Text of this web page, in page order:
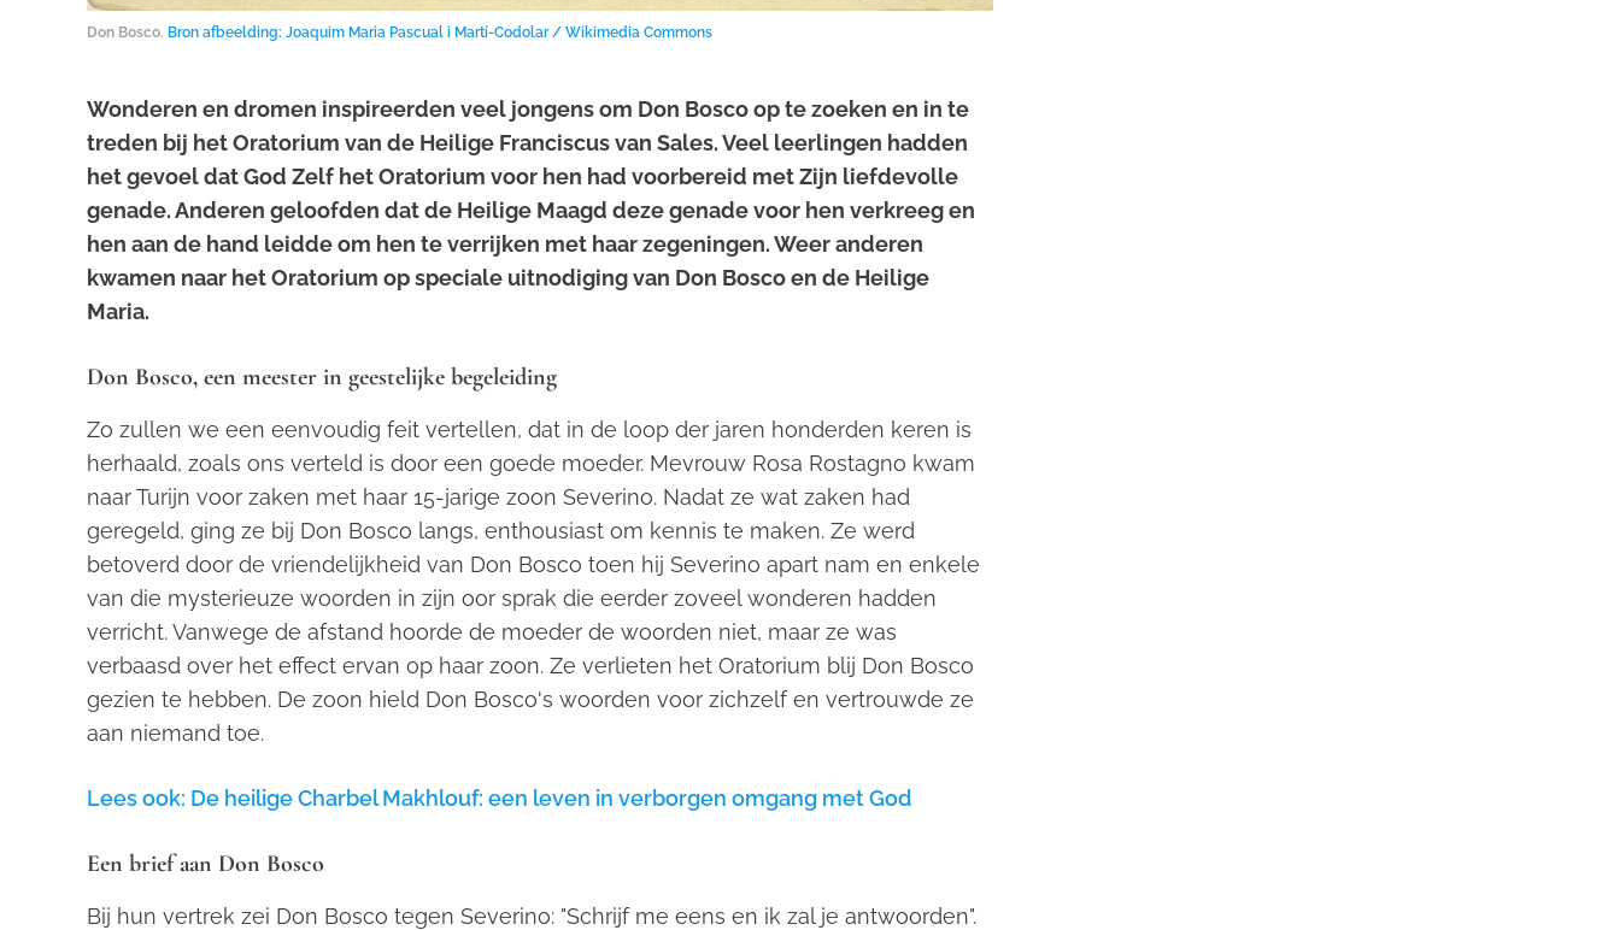
Don Bosco. Bron afbeelding: Joaquim Maria Pascual i Martí-Codolar / Wikimedia Commons
Wonderen en dromen inspireerden veel jongens om Don Bosco op te zoeken en in te
treden bij het Oratorium van de Heilige Franciscus van Sales. Veel leerlingen hadden
het gevoel dat God Zelf het Oratorium voor hen had voorbereid met Zijn liefdevolle
genade. Anderen geloofden dat de Heilige Maagd deze genade voor hen verkreeg en
hen aan de hand leidde om hen te verrijken met haar zegeningen. Weer anderen
kwamen naar het Oratorium op speciale uitnodiging van Don Bosco en de Heilige
Maria.
Don Bosco, een meester in geestelijke begeleiding
Zo zullen we een eenvoudig feit vertellen, dat in de loop der jaren honderden keren is
herhaald, zoals ons verteld is door een goede moeder. Mevrouw Rosa Rostagno kwam
naar Turijn voor zaken met haar 15-jarige zoon Severino. Nadat ze wat zaken had
geregeld, ging ze bij Don Bosco langs, enthousiast om kennis te maken. Ze werd
betoverd door de vriendelijkheid van Don Bosco toen hij Severino apart nam en enkele
van die mysterieuze woorden in zijn oor sprak die eerder zoveel wonderen hadden
verricht. Vanwege de afstand hoorde de moeder de woorden niet, maar ze was
verbaasd over het effect ervan op haar zoon. Ze verlieten het Oratorium blij Don Bosco
gezien te hebben. De zoon hield Don Bosco's woorden voor zichzelf en vertrouwde ze
aan niemand toe.
Lees ook: De heilige Charbel Makhlouf: een leven in verborgen omgang met God
Een brief aan Don Bosco
Bij hun vertrek zei Don Bosco tegen Severino: "Schrijf me eens en ik zal je antwoorden".